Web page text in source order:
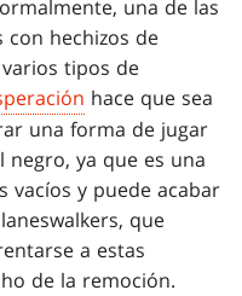
una de las
hechizos de
tipos de
hace que sea
una forma de jugar
negro, ya que es una
vacíos y puede acabar
que
a estas
de la remoción.